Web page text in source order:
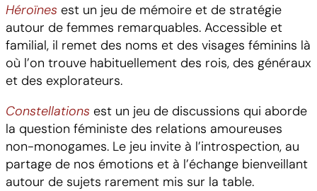
Héroïnes est un jeu de mémoire et de stratégie
autour de femmes remarquables. Accessible et
familial, il remet des noms et des visages féminins là
où l’on trouve habituellement des rois, des généraux
et des explorateurs.
Constellations est un jeu de discussions qui aborde
la question féministe des relations amoureuses
non-monogames. Le jeu invite à l’introspection, au
partage de nos émotions et à l’échange bienveillant
autour de sujets rarement mis sur la table.